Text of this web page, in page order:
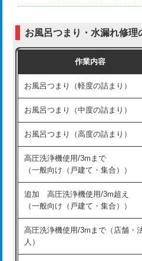
交換・取付（普通便座）
交換・取付（温水洗浄便座）
交換・取付(単水栓（壁付・デッキ
式）)
交換・取付(混合水栓（壁付・デ
式・ワンホール）)
交換・取付(排水栓・排水トラップ
（P/S/ポップアップ））
交換・取付（その他部品）
持込商品取付（単水栓）
持込商品取付（混合水栓）
お風呂つまり・水漏れ修理
作業内容
お風呂つまり（軽度の詰まり）
お風呂つまり（中度の詰まり）
お風呂つまり（高度の詰まり）
高圧洗浄機使用/3mまで
（一般向け（戸建て・集合））
追加 高圧洗浄機使用/3m超え
（一般向け（戸建て・集合））
高圧洗浄機使用/3mまで（店舗・
人）